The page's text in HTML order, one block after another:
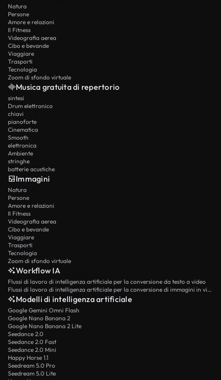
Natura
Persone
Amore e relazioni
Il Fitness
Videografia aerea
Cibo e bevande
Viaggiare
Trasporti
Tecnologia
Zoom di sfondo virtuale
Musica gratuita di repertorio
sintesi
Drum elettronico
chiavi
pianoforte
Cinematica
Smooth
elettronica
Ambiente
stringhe
batterie acustiche
Immagini
Natura
Persone
Amore e relazioni
Il Fitness
Videografia aerea
Cibo e bevande
Viaggiare
Trasporti
Tecnologia
Zoom di sfondo virtuale
Workflow IA
Flussi di lavoro di intelligenza artificiale per la conversione da testo a video
Flussi di lavoro di intelligenza artificiale per la conversione di immagini in video
Modelli di intelligenza artificiale
Google Gemini Omni Flash
Google Nano Banana 2
Google Nano Banana 2 Lite
Seedance 2.0
Seedance 2.0 Fast
Seedance 2.0 Mini
Happy Horse 1.1
Seedream 5.0 Pro
Seedream 5.0 Lite